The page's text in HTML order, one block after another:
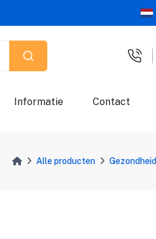
Informatie Contact
Alle producten Gezondheid